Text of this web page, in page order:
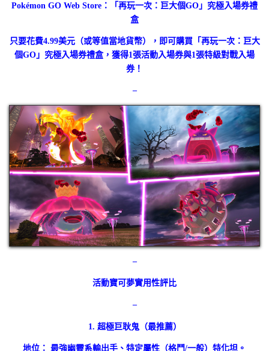
Pokémon GO Web Store：「再玩一次：巨大個GO」究極入場券禮
盒
只要花費4.99美元（或等值當地貨幣），即可購買「再玩一次：巨大
個GO」究極入場券禮盒，獲得1張活動入場券與1張特級對戰入場
券！
–
–
活動寶可夢實用性評比
–
1. 超極巨耿鬼（最推薦）
地位： 最強幽靈系輸出手、特定屬性（格鬥/一般）特化坦。